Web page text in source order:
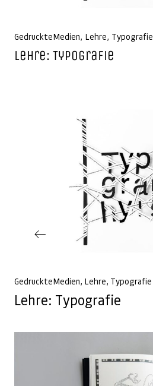
GedruckteMedien, Lehre, Typografie
Lehre: Typografie
Vorheriger Beitrag
GedruckteMedien Lehre Typografie
Lehre: Typografie